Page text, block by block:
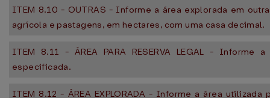
ITEM 8.10 - OUTRAS - Informe a área explorada em
agrícola e pastagens, em hectares, com uma casa decimal.
ITEM 8.11 - ÁREA PARA RESERVA LEGAL - Informe
especificada.
ITEM 8.12 - ÁREA EXPLORADA - Informe a área